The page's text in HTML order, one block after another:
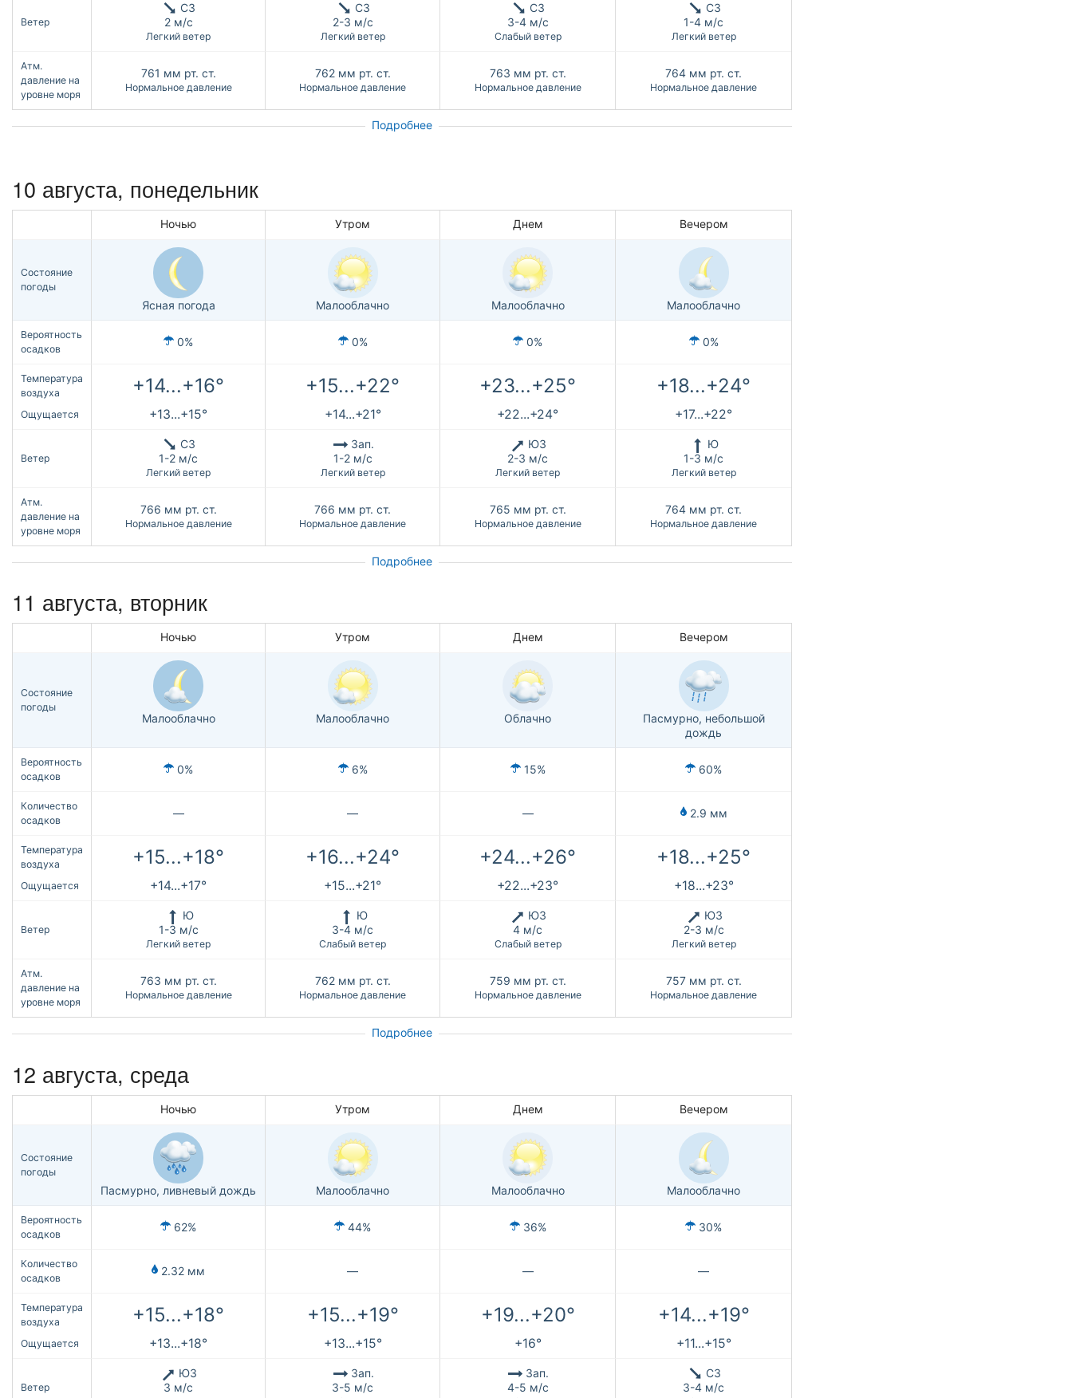
Ветер
СЗ
2 м/с
Легкий ветер
СЗ
2-3 м/с
Легкий ветер
СЗ
3-4 м/с
Слабый ветер
СЗ
1-4 м/с
Легкий ветер
Атм.
давление на
уровне моря
761 мм рт. ст.
Нормальное давление
762 мм рт. ст.
Нормальное давление
763 мм рт. ст.
Нормальное давление
764 мм рт. ст.
Нормальное давление
Подробнее
10 августа, понедельник
Ночью Утром Днем Вечером
Состояние
погоды
Ясная погода Малооблачно Малооблачно Малооблачно
Вероятность
осадков
0% 0% 0% 0%
Температура
воздуха
+14...+16° +15...+22° +23...+25° +18...+24°
Ощущается +13...+15° +14...+21° +22...+24° +17...+22°
Ветер
СЗ
1-2 м/с
Легкий ветер
Зап.
1-2 м/с
Легкий ветер
ЮЗ
2-3 м/с
Легкий ветер
Ю
1-3 м/с
Легкий ветер
Атм.
давление на
уровне моря
766 мм рт. ст.
Нормальное давление
766 мм рт. ст.
Нормальное давление
765 мм рт. ст.
Нормальное давление
764 мм рт. ст.
Нормальное давление
Подробнее
11 августа, вторник
Ночью Утром Днем Вечером
Состояние
погоды
Малооблачно Малооблачно Облачно
Пасмурно, небольшой
дождь
Вероятность
осадков
0% 6% 15% 60%
Количество
осадков
— — — 2.9 мм
Температура
воздуха
+15...+18° +16...+24° +24...+26° +18...+25°
Ощущается +14...+17° +15...+21° +22...+23° +18...+23°
Ветер
Ю
1-3 м/с
Легкий ветер
Ю
3-4 м/с
Слабый ветер
ЮЗ
4 м/с
Слабый ветер
ЮЗ
2-3 м/с
Легкий ветер
Атм.
давление на
уровне моря
763 мм рт. ст.
Нормальное давление
762 мм рт. ст.
Нормальное давление
759 мм рт. ст.
Нормальное давление
757 мм рт. ст.
Нормальное давление
Подробнее
12 августа, среда
Ночью Утром Днем Вечером
Состояние
погоды
Пасмурно, ливневый дождь Малооблачно Малооблачно Малооблачно
Вероятность
осадков
62% 44% 36% 30%
Количество
осадков
2.32 мм — — —
Температура
воздуха
+15...+18° +15...+19° +19...+20° +14...+19°
Ощущается +13...+18° +13...+15° +16° +11...+15°
Ветер
ЮЗ
3 м/с
Зап.
3-5 м/с
Зап.
4-5 м/с
СЗ
3-4 м/с